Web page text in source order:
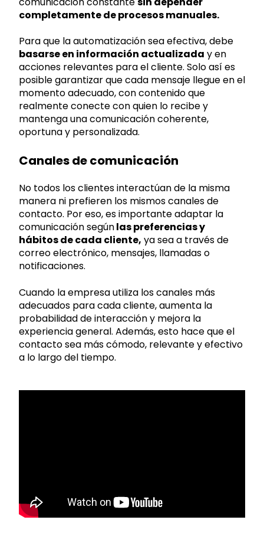
completamente de procesos manuales.
Para que la automatización sea efectiva, debe
basarse en información actualizada y en
acciones relevantes para el cliente. Solo así es
posible garantizar que cada mensaje llegue en el
momento adecuado, con contenido que
realmente conecte con quien lo recibe y
mantenga una comunicación coherente,
oportuna y personalizada.
Canales de comunicación
No todos los clientes interactúan de la misma
manera ni prefieren los mismos canales de
contacto. Por eso, es importante adaptar la
comunicación segúnlas preferencias y
hábitos de cada cliente, ya sea a través de
correo electrónico, mensajes, llamadas o
notificaciones.
Cuando la empresa utiliza los canales más
adecuados para cada cliente, aumenta la
probabilidad de interacción y mejora la
experiencia general. Además, esto hace que el
contacto sea más cómodo, relevante y efectivo
a lo largo del tiempo.